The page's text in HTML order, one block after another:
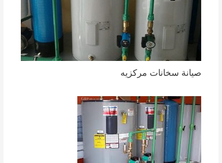
صيانة سخانات مركزيه